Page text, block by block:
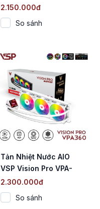
240 Trắng (Square
Screen / 240mm / Quạt
2000 RPM / TDP 250W)
2.150.000đ
So sánh
Tản Nhiệt Nước AIO
VSP Vision Pro VPA-
360 Trắng (Square
Screen / 360mm / Quạt
2000 RPM / TDP
2.300.000đ
So sánh